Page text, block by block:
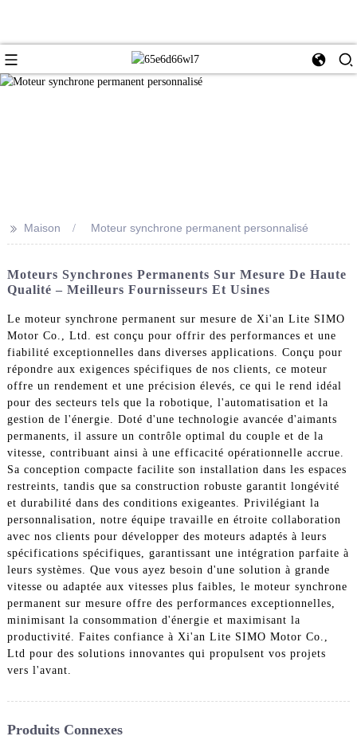
>> Maison Moteur synchrone permanent personnalisé
Moteurs Synchrones Permanents Sur Mesure De Haute
Qualité – Meilleurs Fournisseurs Et Usines
Le moteur synchrone permanent sur mesure de Xi'an Lite SIMO
Motor Co., Ltd. est conçu pour offrir des performances et une
fiabilité exceptionnelles dans diverses applications. Conçu pour
répondre aux exigences spécifiques de nos clients, ce moteur
offre un rendement et une précision élevés, ce qui le rend idéal
pour des secteurs tels que la robotique, l'automatisation et la
gestion de l'énergie. Doté d'une technologie avancée d'aimants
permanents, il assure un contrôle optimal du couple et de la
vitesse, contribuant ainsi à une efficacité opérationnelle accrue.
Sa conception compacte facilite son installation dans les espaces
restreints, tandis que sa construction robuste garantit longévité
et durabilité dans des conditions exigeantes. Privilégiant la
personnalisation, notre équipe travaille en étroite collaboration
avec nos clients pour développer des moteurs adaptés à leurs
spécifications spécifiques, garantissant une intégration parfaite à
leurs systèmes. Que vous ayez besoin d'une solution à grande
vitesse ou adaptée aux vitesses plus faibles, le moteur synchrone
permanent sur mesure offre des performances exceptionnelles,
minimisant la consommation d'énergie et maximisant la
productivité. Faites confiance à Xi'an Lite SIMO Motor Co.,
Ltd pour des solutions innovantes qui propulsent vos projets
vers l'avant.
Produits Connexes